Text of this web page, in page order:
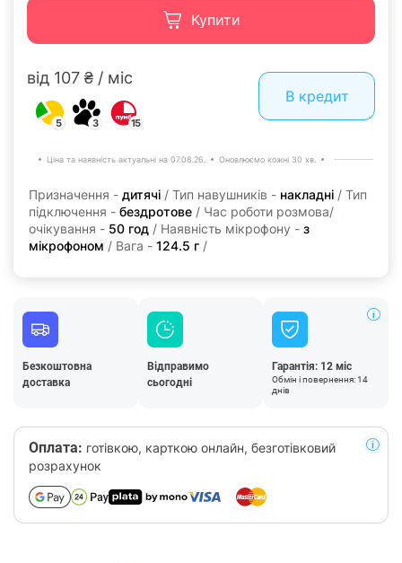
Купити
від 107 ₴ / міс
5 3 15
В кредит
Ціна та наявність актуальні на 07.08.26. Оновлюємо кожні 30 хв.
Призначення - дитячі / Тип навушників - накладні / Тип
підключення - бездротове / Час роботи розмова/
очікування - 50 год / Наявність мікрофону - з
мікрофоном / Вага - 124.5 г /
Безкоштовна
доставка
Відправимо
сьогодні
Гарантія: 12 міс
Обмін і повернення: 14
днів
Оплата: готівкою, карткою онлайн, безготівковий
розрахунок